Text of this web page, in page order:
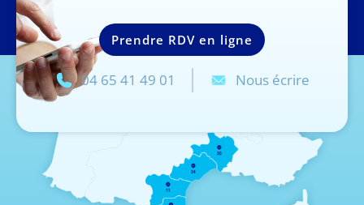
Prendre RDV en ligne
04 65 41 49 01 Nous écrire